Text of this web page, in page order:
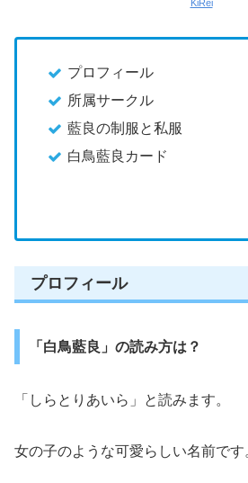
KiRei
プロフィール
所属サークル
藍良の制服と私服
白鳥藍良カード
プロフィール
「白鳥藍良」の読み方は？
「しらとりあいら」と読みます。
女の子のような可愛らしい名前です